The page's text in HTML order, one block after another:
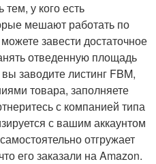
у кого есть
мешают работать по
завести достаточное
отведенную площадь
заводите листинг FBM,
товара, заполняете
с компанией типа
с вашим аккаунтом
отгружает
его заказали на Amazon.